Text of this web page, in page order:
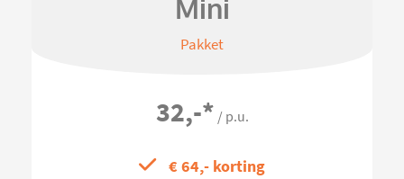
Mini
Pakket
32,-* / p.u.
€ 64,- korting